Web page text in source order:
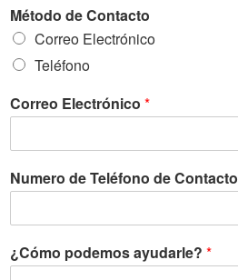
Método de Contacto
Correo Electrónico
Teléfono
Correo Electrónico *
Numero de Teléfono de Contacto
¿Cómo podemos ayudarle? *